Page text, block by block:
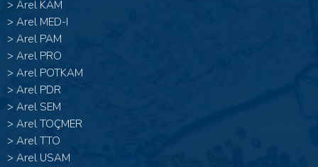
> Arel KAM
> Arel MED-I
> Arel PAM
> Arel PRO
> Arel POTKAM
> Arel PDR
> Arel SEM
> Arel TOÇMER
> Arel TTO
> Arel USAM